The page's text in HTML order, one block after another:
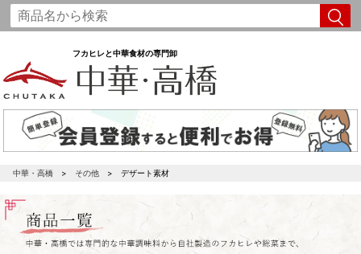
フカヒレと中華食材の専門卸
中華・高橋 その他 デザート素材